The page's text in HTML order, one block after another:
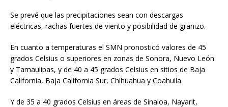
Se prevé que las precipitaciones sean con descargas
eléctricas, rachas fuertes de viento y posibilidad de granizo.
En cuanto a temperaturas el SMN pronosticó valores de 45
grados Celsius o superiores en zonas de Sonora, Nuevo León
y Tamaulipas, y de 40 a 45 grados Celsius en sitios de Baja
California, Baja California Sur, Chihuahua y Coahuila.
Y de 35 a 40 grados Celsius en áreas de Sinaloa, Nayarit,